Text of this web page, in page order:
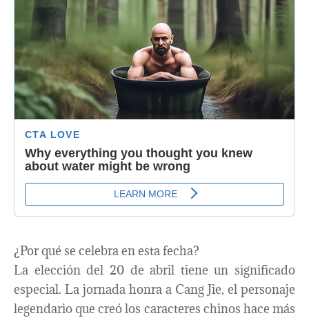
¿Por qué se celebra en esta fecha?
La elección del 20 de abril tiene un significado
especial. La jornada honra a Cang Jie, el personaje
legendario que creó los caracteres chinos hace más